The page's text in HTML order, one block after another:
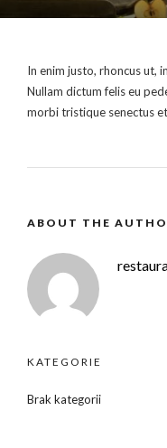
In enim justo, rhoncus ut,
Nullam dictum felis eu
morbi tristique senectus
ABOUT THE
KATEGORIE
Brak kategorii